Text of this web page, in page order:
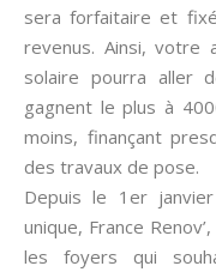
sera forfaitaire et
revenus. Ainsi, votre
solaire pourra aller
gagnent le plus à
moins, finançant
des travaux de pose.
Depuis le 1er
unique, France
les foyers qui